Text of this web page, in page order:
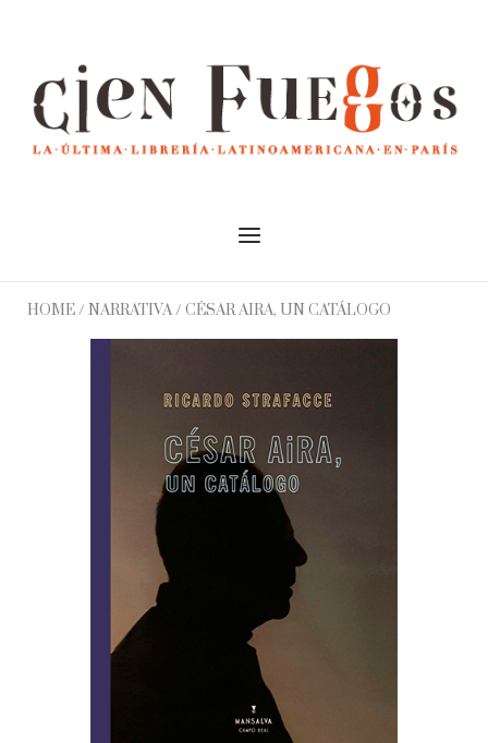
Menu
HOME/ NARRATIVA/ CÉSAR AIRA, UN CATÁLOGO